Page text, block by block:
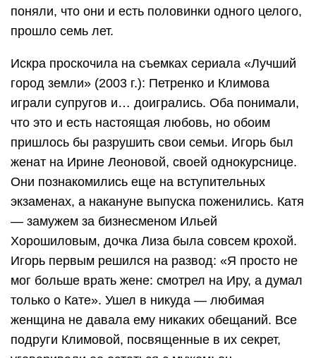
поняли, что они и есть половинки одного целого,
прошло семь лет.
Искра проскочила на съемках сериала «Лучший
город земли» (2003 г.): Петренко и Климова
играли супругов и… доигрались. Оба понимали,
что это и есть настоящая любовь, но обоим
пришлось бы разрушить свои семьи. Игорь был
женат на Ирине Леоновой, своей однокурснице.
Они познакомились еще на вступительных
экзаменах, а накануне выпуска поженились. Катя
— замужем за бизнесменом Ильей
Хорошиловым, дочка Лиза была совсем крохой.
Игорь первым решился на развод: «Я просто не
мог больше врать жене: смотрел на Иру, а думал
только о Кате». Ушел в никуда — любимая
женщина не давала ему никаких обещаний. Все
подруги Климовой, посвященные в их секрет,